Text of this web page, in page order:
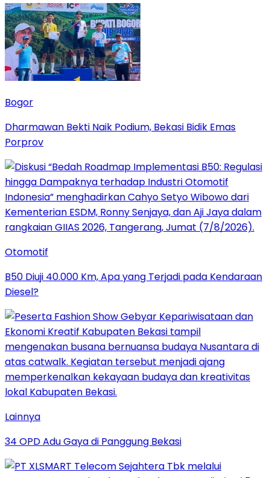
Bogor
Dharmawan Bekti Naik Podium, Bekasi Bidik Emas
Porprov
Otomotif
B50 Diuji 40.000 Km, Apa yang Terjadi pada Kendaraan
Diesel?
Lainnya
34 OPD Adu Gaya di Panggung Bekasi